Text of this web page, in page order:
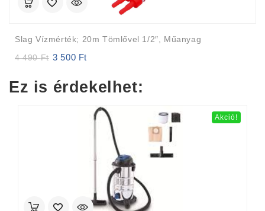
Slag Vízmérték; 20m Tömlővel 1/2″, Műanyag
4 490Ft Original
4
3 500 Ft
3
Ez is érdekelhet:
Akció!